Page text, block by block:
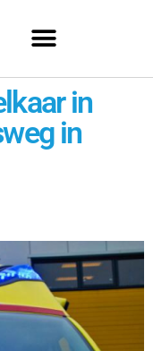
in
in